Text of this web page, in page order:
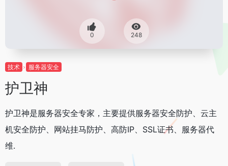
0 248
技术 服务器安全
护卫神
护卫神是服务器安全专家，主要提供服务器安全防护、云主
机安全防护、网站挂马防护、高防IP、SSL证书、服务器代
维.